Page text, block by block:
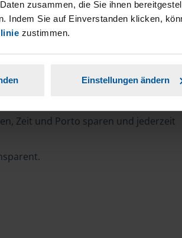
zusammen, die Sie ihnen
Indem Sie auf Einverstanden klicken,
zustimmen.
Einstellungen ändern
Zeit und Porto sparen und jederzeit